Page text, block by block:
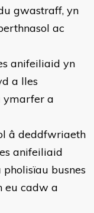
gwastraff, yn
ac
anifeiliaid yn
a lles
ymarfer a
â deddfwriaeth
anifeiliaid
busnes
eu cadw a